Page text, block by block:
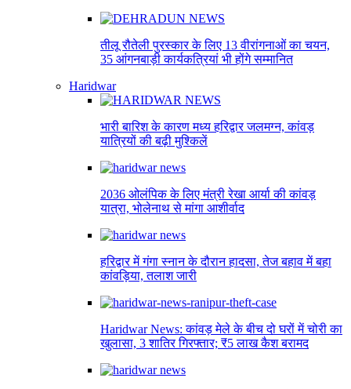
तीलू रौतेली पुरस्कार के लिए 13 वीरांगनाओं का चयन,
35 आंगनबाड़ी कार्यकत्रियां भी होंगे सम्मानित
Haridwar
भारी बारिश के कारण मध्य हरिद्वार जलमग्न, कांवड़
यात्रियों की बढ़ी मुश्किलें
2036 ओलंपिक के लिए मंत्री रेखा आर्या की कांवड़
यात्रा, भोलेनाथ से मांगा आशीर्वाद
हरिद्वार में गंगा स्नान के दौरान हादसा, तेज बहाव में बहा
कांवड़िया, तलाश जारी
Haridwar News: कांवड़ मेले के बीच दो घरों में चोरी का
खुलासा, 3 शातिर गिरफ्तार; ₹5 लाख कैश बरामद